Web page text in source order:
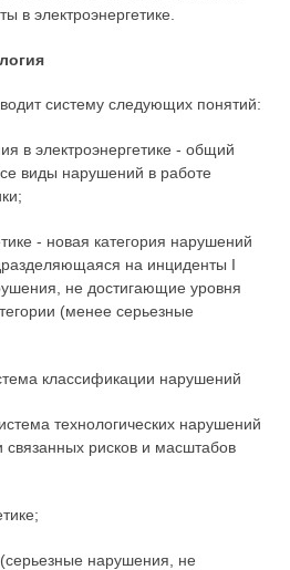
в электроэнергетике.
систему следующих понятий:
в электроэнергетике - общий
виды нарушений в работе
- новая категория нарушений
на инциденты I
не достигающие уровня
(менее серьезные
классификации нарушений
технологических нарушений
связанных рисков и масштабов
нарушения, не